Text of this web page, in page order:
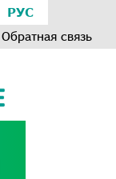
РУС
Обратная связь